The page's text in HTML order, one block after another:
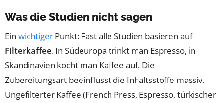
Was die Studien nicht sagen
Ein wichtiger Punkt: Fast alle Studien basieren auf
Filterkaffee. In Südeuropa trinkt man Espresso, in
Skandinavien kocht man Kaffee auf. Die
Zubereitungsart beeinflusst die Inhaltsstoffe massiv.
Ungefilterter Kaffee (French Press, Espresso, türkischer